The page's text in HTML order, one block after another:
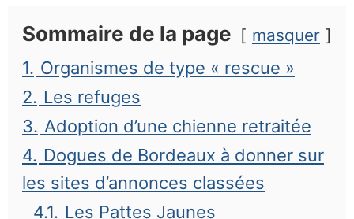
Sommaire de la page masquer
1. Organismes de type « rescue »
2. Les refuges
3. Adoption d’une chienne retraitée
4. Dogues de Bordeaux à donner sur
les sites d’annonces classées
4.1. Les Pattes Jaunes